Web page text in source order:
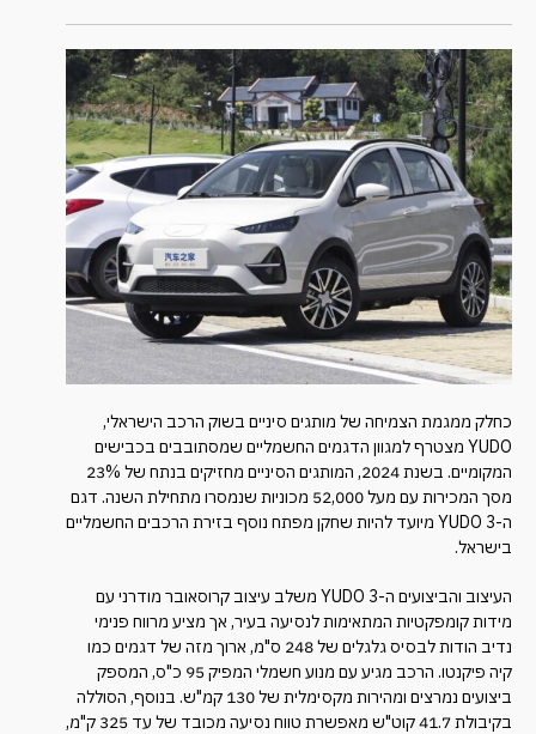
כחלק ממגמת הצמיחה של מותגים סיניים בשוק הרכב הישראלי,
YUDO מצטרף למגוון הדגמים החשמליים שמסתובבים בכבישים
המקומיים. בשנת 2024, המותגים הסיניים מחזיקים בנתח של 23%
מסך המכירות עם מעל 52,000 מכוניות שנמסרו מתחילת השנה. דגם
ה-YUDO 3 מיועד להיות שחקן מפתח נוסף בזירת הרכבים החשמליים
בישראל.
העיצוב והביצועים ה-YUDO 3 משלב עיצוב קרוסאובר מודרני עם
מידות קומפקטיות המתאימות לנסיעה בעיר, אך מציע מרווח פנימי
נדיב הודות לבסיס גלגלים של 248 ס"מ, ארוך מזה של דגמים כמו
קיה פיקנטו. הרכב מגיע עם מנוע חשמלי המפיק 95 כ"ס, המספק
ביצועים נמרצים ומהירות מקסימלית של 130 קמ"ש. בנוסף, הסוללה
בקיבולת 41.7 קוט"ש מאפשרת טווח נסיעה מכובד של עד 325 ק"מ,